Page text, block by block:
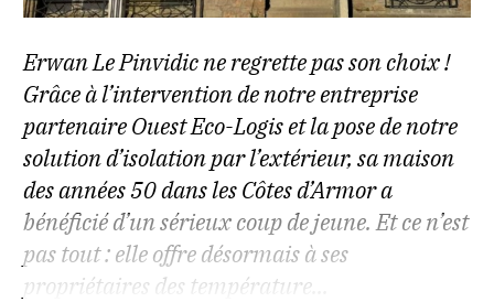
Erwan Le Pinvidic ne regrette pas son choix !
Grâce à l’intervention de notre entreprise
partenaire Ouest Eco-Logis et la pose de notre
solution d’isolation par l’extérieur, sa maison
des années 50 dans les Côtes d’Armor a
bénéficié d’un sérieux coup de jeune. Et ce n’est
pas tout : elle offre désormais à ses
propriétaires des température...